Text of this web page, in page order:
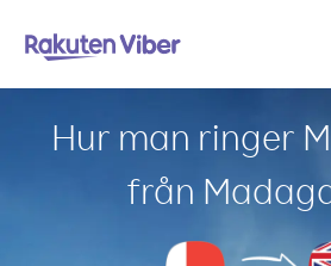
Hur man ringer
från